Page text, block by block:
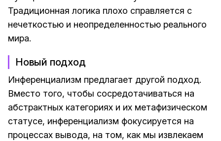
Традиционная логика плохо справляется с
нечеткостью и неопределенностью реального
мира.
Новый подход
Инференциализм предлагает другой подход.
Вместо того, чтобы сосредотачиваться на
абстрактных категориях и их метафизическом
статусе, инференциализм фокусируется на
процессах вывода, на том, как мы извлекаем